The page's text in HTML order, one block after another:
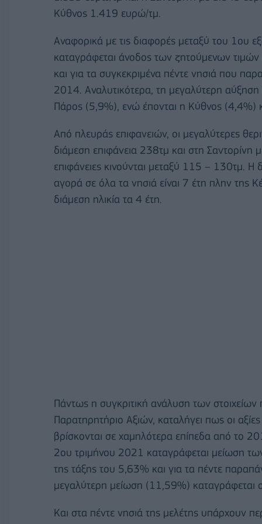
Κύθνος 1.419 ευρώ/τμ.
Αναφορικά με τις διαφορές μεταξύ του
καταγράφεται άνοδος των ζητούμενων
και για τα συγκεκριμένα πέντε νησιά που
2014. Αναλυτικότερα, τη μεγαλύτερη
Πάρος (5,9%), ενώ έπονται η Κύθνος (4,4%)
Από πλευράς επιφανειών, οι μεγαλύτερες
διάμεση επιφάνεια 238τμ και στη Σαντορίνη
επιφάνειες κινούνται μεταξύ 115 – 130τμ.
αγορά σε όλα τα νησιά είναι 7 έτη πλην της
διάμεση ηλικία τα 4 έτη.
Πάντως η συγκριτική ανάλυση των στοιχείων
Παρατηρητήριο Αξιών, καταλήγει πως οι
βρίσκονται σε χαμηλότερα επίπεδα από το
2ου τριμήνου 2021 καταγράφεται μείωση
της τάξης του 5,63% και για τα πέντε
μεγαλύτερη μείωση (11,59%) καταγράφεται
Και στα πέντε νησιά της μελέτης υπάρχουν